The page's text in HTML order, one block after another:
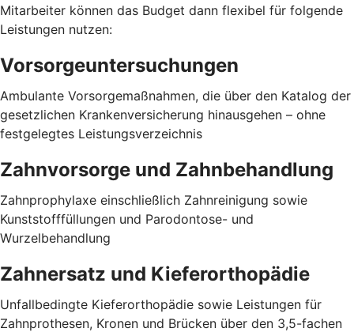
Mitarbeiter können das Budget dann flexibel für folgende
Leistungen nutzen:
Vorsorgeuntersuchungen
Ambulante Vorsorgemaßnahmen, die über den Katalog der
gesetzlichen Krankenversicherung hinausgehen – ohne
festgelegtes Leistungsverzeichnis
Zahnvorsorge und Zahnbehandlung
Zahnprophylaxe einschließlich Zahnreinigung sowie
Kunststofffüllungen und Parodontose- und
Wurzelbehandlung
Zahnersatz und Kieferorthopädie
Unfallbedingte Kieferorthopädie sowie Leistungen für
Zahnprothesen, Kronen und Brücken über den 3,5-fachen